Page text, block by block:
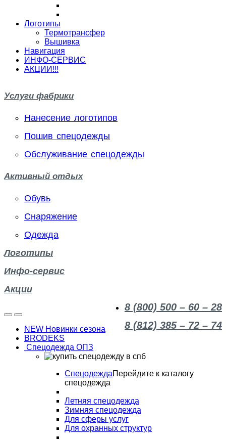
Логотипы
Термотрансфер
Вышивка
Навигация
ИНФО-СЕРВИС
АКЦИИ!!!
Услуги фабрики
Нанесение логотипов
Пошив спецодежды
Обслуживание спецодежды
Активный отдых
Обувь
Снаряжение
Одежда
Логотипы
Инфо-сервис
Акции
8 (800) 500 – 60 – 28
8 (812) 385 – 72 – 74
NEW Новинки сезона
BRODEKS
Спецодежда ОПЗ
СпецодеждаПерейдите к каталогу
спецодежда
Летняя спецодежда
Зимняя спецодежда
Для сферы услуг
Для охранных структур